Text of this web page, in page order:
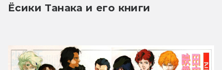
Ёсики Танака и его книги